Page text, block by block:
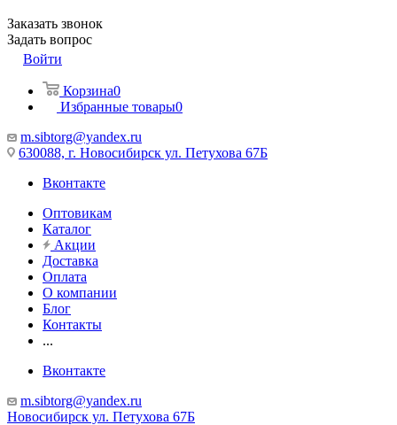
Заказать звонок
Задать вопрос
Войти
Корзина0
Избранные товары0
m.sibtorg@yandex.ru
630088, г. Новосибирск ул. Петухова 67Б
Вконтакте
Оптовикам
Каталог
Акции
Доставка
Оплата
О компании
Блог
Контакты
...
Вконтакте
m.sibtorg@yandex.ru
Новосибирск ул. Петухова 67Б